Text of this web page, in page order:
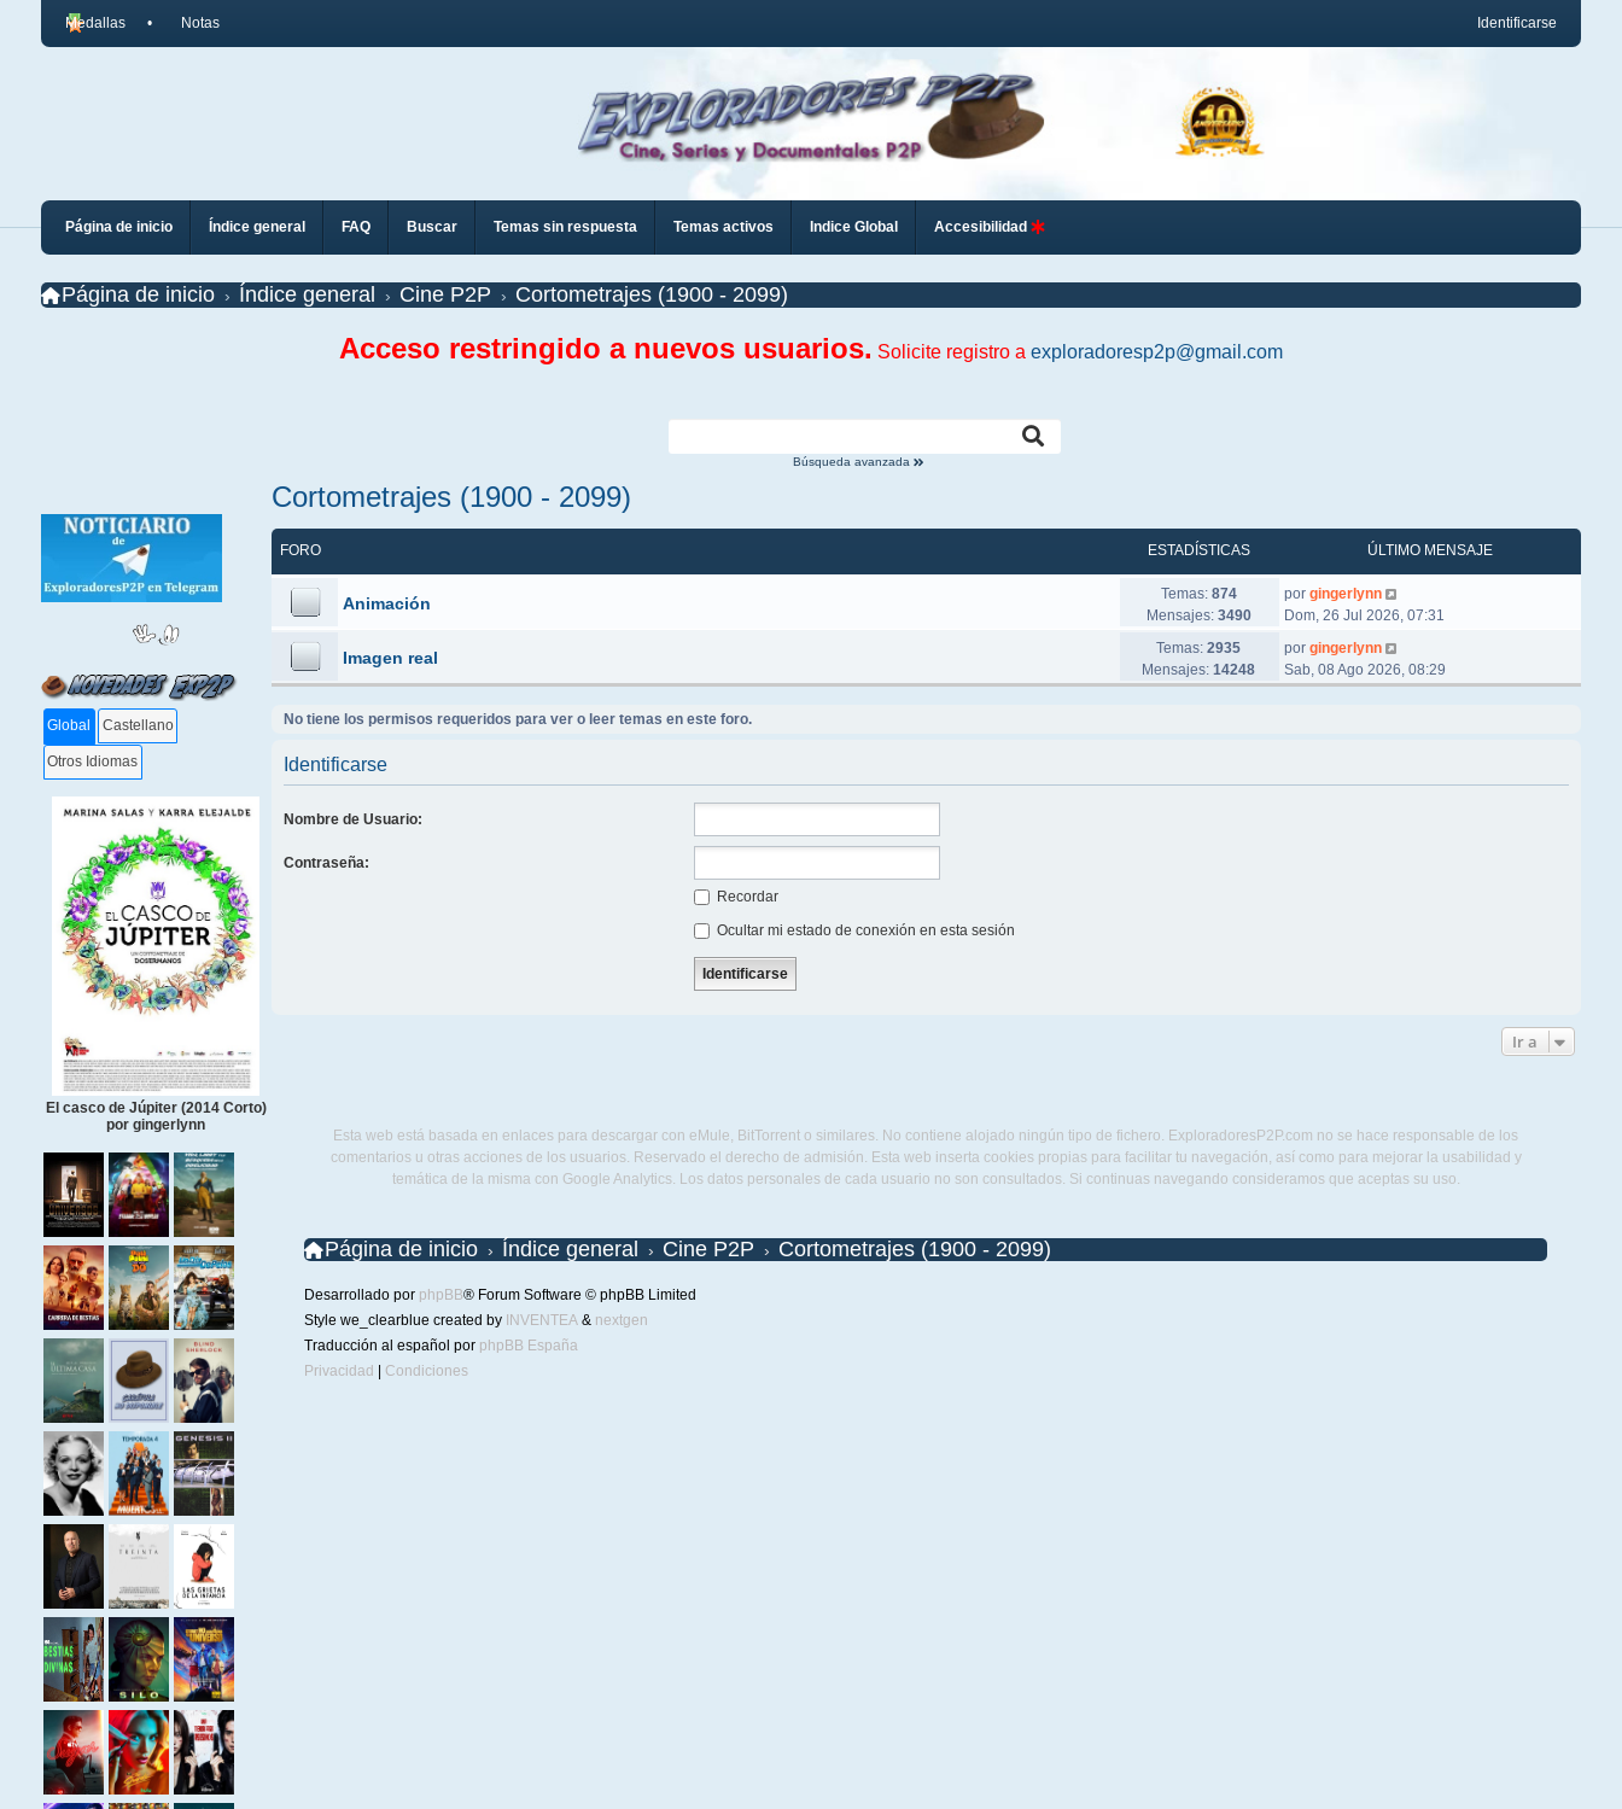
Identificarse
Medallas Notas
Página de inicio Índice general FAQ Buscar Temas sin respuesta Temas activos Indice Global Accesibilidad
Página de inicio Índice general Cine P2P Cortometrajes (1900 - 2099)
Acceso restringido a nuevos usuarios. Solicite registro a exploradoresp2p@gmail.com
Búsqueda avanzada
Global Castellano
Otros Idiomas
El casco de Júpiter (2014 Corto)
por gingerlynn
Cortometrajes (1900 - 2099)
FORO ESTADÍSTICAS ÚLTIMO MENSAJE
Animación Temas: 874
Mensajes: 3490
por gingerlynn
Dom, 26 Jul 2026, 07:31
Imagen real Temas:2935
Mensajes:14248
por gingerlynn
Sab, 08 Ago 2026, 08:29
No tiene los permisos requeridos para ver o leer temas en este foro.
Identificarse
Nombre de Usuario:
Contraseña:
Recordar
Ocultar mi estado de conexión en esta sesión
Ir a
Esta web está basada en enlaces para descargar con eMule, BitTorrent o similares. No contiene alojado ningún tipo de fichero. ExploradoresP2P.com no se hace responsable de los
comentarios u otras acciones de los usuarios. Reservado el derecho de admisión. Esta web inserta cookies propias para facilitar tu navegación, así como para mejorar la usabilidad y
temática de la misma con Google Analytics. Los datos personales de cada usuario no son consultados. Si continuas navegando consideramos que aceptas su uso.
Página de inicio Índice general Cine P2P Cortometrajes (1900 - 2099)
Desarrollado por phpBB® Forum Software © phpBB Limited
Style we_clearblue created by INVENTEA& nextgen
Traducción al español por phpBB España
Privacidad
Condiciones